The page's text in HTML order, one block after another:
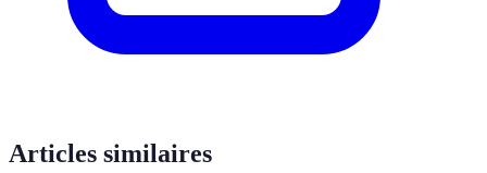
Articles similaires